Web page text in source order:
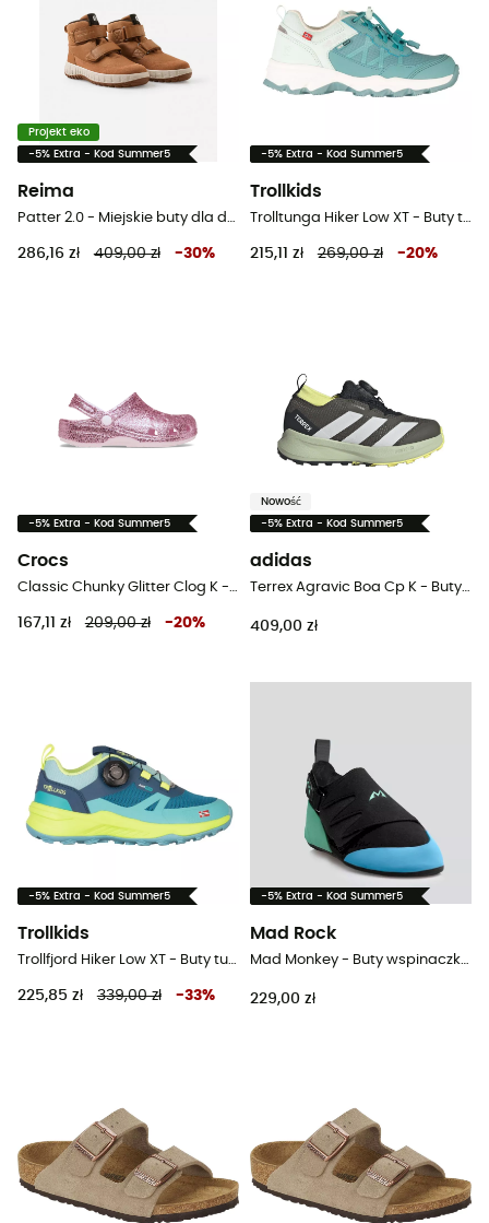
Projekt eko
-5% Extra - Kod Summer5
Reima
Patter 2.0 - Miejskie buty dla dzieci
286,16 zł 409,00 zł -30%
-5% Extra - Kod Summer5
Trollkids
Trolltunga Hiker Low XT - Buty turystyczne dla dzieci
215,11 zł 269,00 zł -20%
-5% Extra - Kod Summer5
Crocs
Classic Chunky Glitter Clog K - Sandały dziecięce
167,11 zł 209,00 zł -20%
Nowość
-5% Extra - Kod Summer5
adidas
Terrex Agravic Boa Cp K - Buty trailowe dla dzieci
409,00 zł
-5% Extra - Kod Summer5
Trollkids
Trollfjord Hiker Low XT - Buty turystyczne dla dzieci
225,85 zł 339,00 zł -33%
-5% Extra - Kod Summer5
Mad Rock
Mad Monkey - Buty wspinaczkowe dla dzieci
229,00 zł